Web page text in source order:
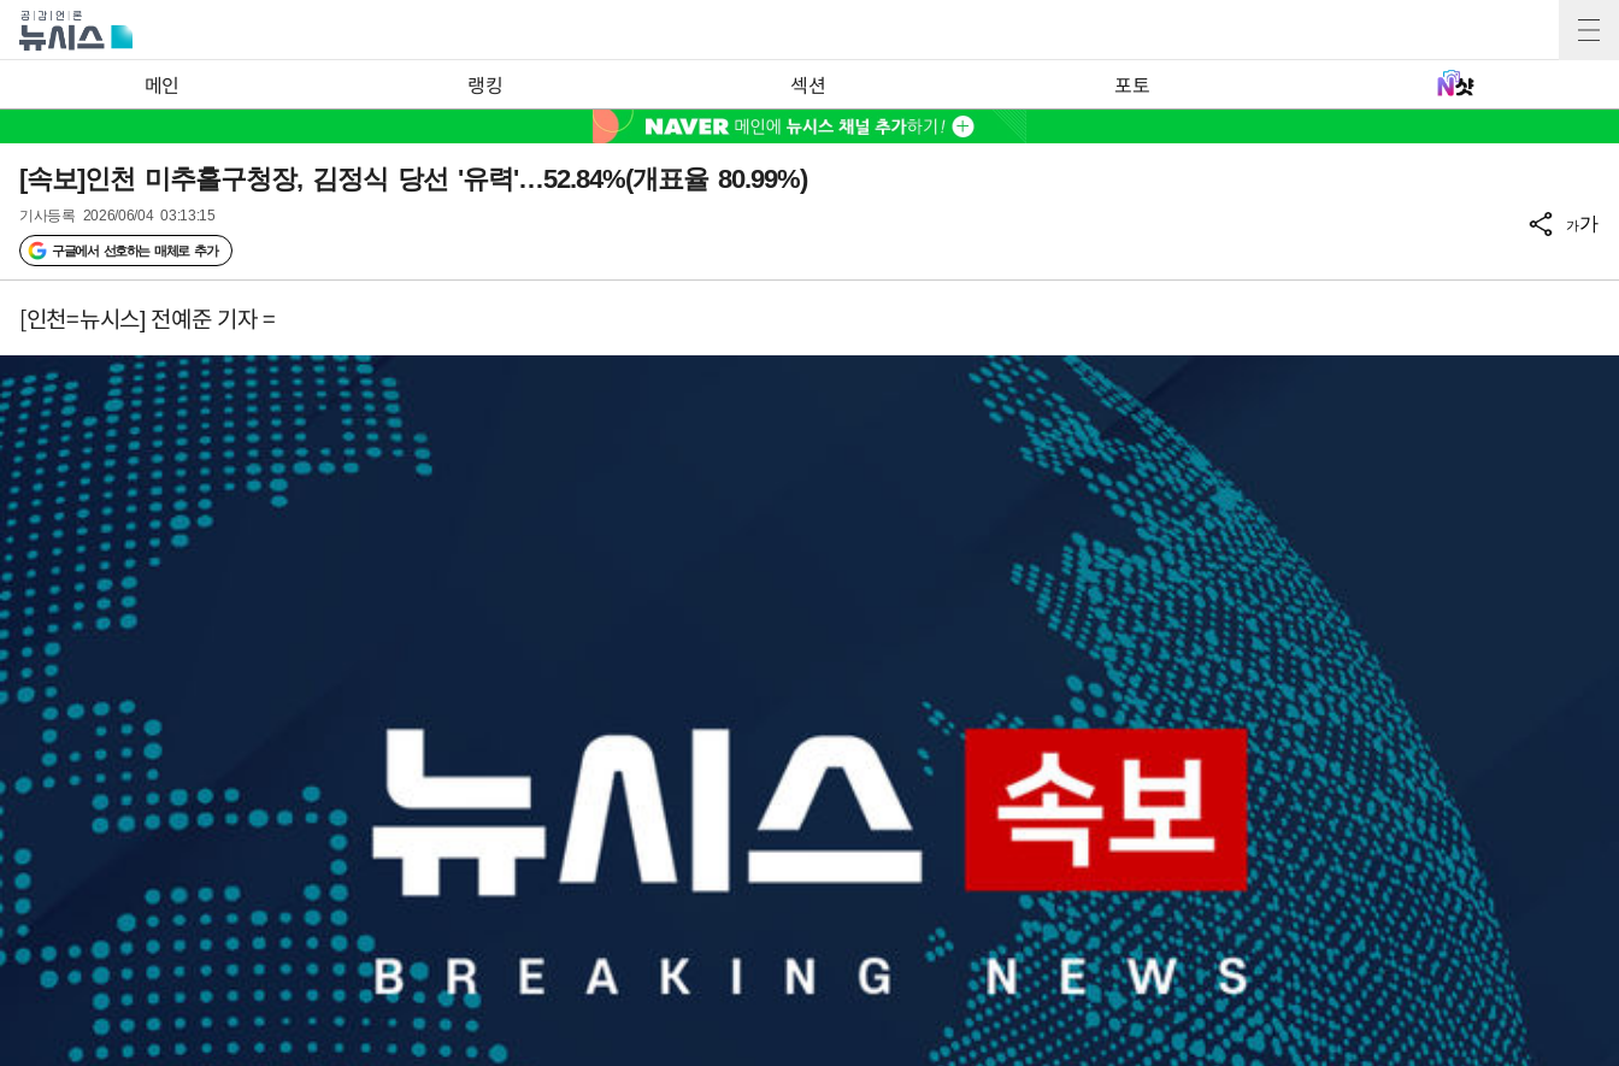
메인 랭킹 섹션 포토
[속보]인천 미추홀구청장, 김정식 당선 '유력'…52.84%(개표율 80.99%)
기사등록 2026/06/04 03:13:15
구글에서 선호하는 매체로 추가
가가
[인천=뉴시스] 전예준 기자 =